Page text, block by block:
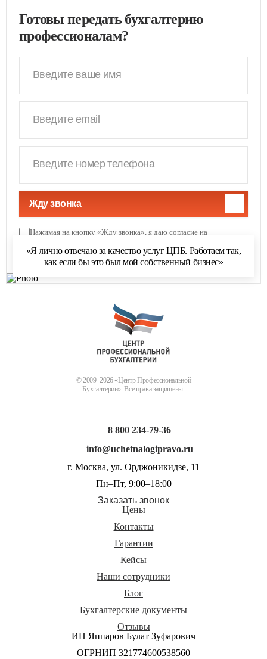
Готовы передать бухгалтерию
профессионалам?
Жду звонка
Нажимая на кнопку «Жду звонка», я даю согласие на
политикой обработки персональных данных
«Я лично отвечаю за качество услуг ЦПБ. Работаем так,
как если бы это был мой собственный бизнес»
© 2009–2026 «Центр Профессиональной
Бухгалтерии». Все права защищены.
Цены
Контакты
Гарантии
Кейсы
Наши сотрудники
Блог
Бухгалтерские документы
Отзывы
ИП Яппаров Булат Зуфарович
ОГРНИП 321774600538560
8 800 234-79-36
info@uchetnalogipravo.ru
г. Москва, ул. Орджоникидзе, 11
Пн–Пт, 9:00–18:00
Заказать звонок